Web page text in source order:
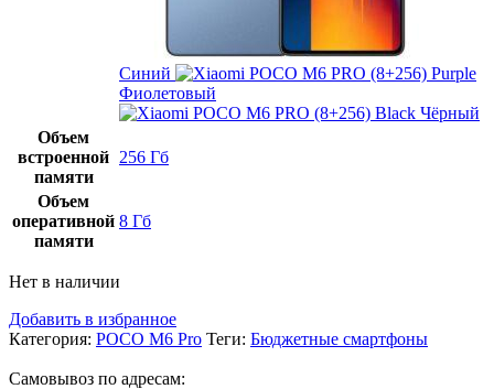
Синий
Фиолетовый
Чёрный
Объем
встроенной
памяти
256 Гб
Объем
оперативной
памяти
8 Гб
Нет в наличии
Добавить в избранное
Категория: POCO M6 Pro Теги: Бюджетные смартфоны
Самовывоз по адресам: